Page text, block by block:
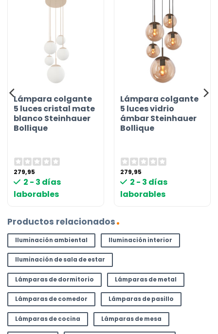
Lámpara colgante
5 luces cristal mate
blanco Steinhauer
Bollique
279,95
2 - 3 días
laborables
Lámpara colgante
5 luces vidrio
ámbar Steinhauer
Bollique
279,95
2 - 3 días
laborables
Productos relacionados
Iluminación ambiental Iluminación interior
Iluminación de sala de estar
Lámparas de dormitorio Lámparas de metal
Lámparas de comedor Lámparas de pasillo
Lámparas de cocina Lámparas de mesa